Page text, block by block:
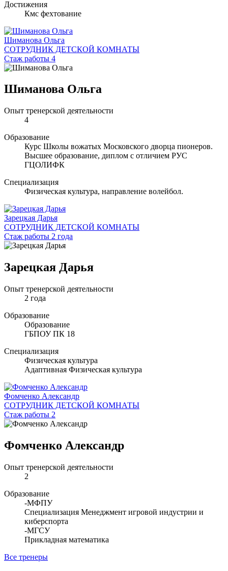
Достижения
Кмс фехтование
Шиманова Ольга
СОТРУДНИК ДЕТСКОЙ КОМНАТЫ
Стаж работы 4
Шиманова Ольга
Опыт тренерской деятельности
4
Образование
Курс Школы вожатых Московского дворца пионеров.
Высшее образование, диплом с отличием РУС
ГЦОЛИФК
Специализация
Физическая культура, направление волейбол.
Зарецкая Дарья
СОТРУДНИК ДЕТСКОЙ КОМНАТЫ
Стаж работы 2 года
Зарецкая Дарья
Опыт тренерской деятельности
2 года
Образование
Образование
ГБПОУ ПК 18
Специализация
Физическая культура
Адаптивная Физическая культура
Фомченко Александр
СОТРУДНИК ДЕТСКОЙ КОМНАТЫ
Стаж работы 2
Фомченко Александр
Опыт тренерской деятельности
2
Образование
-МФПУ
Специализация Менеджмент игровой индустрии и
киберспорта
-МГСУ
Прикладная математика
Все тренеры